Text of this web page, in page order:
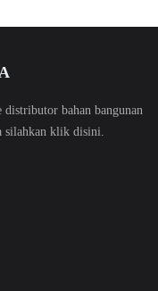
bahan bangunan
silahkan klik disini